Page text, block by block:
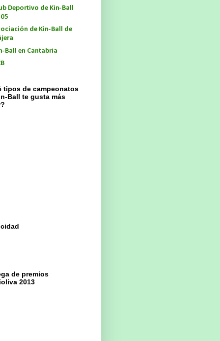
Deportivo de Kin-Ball
de Kin-Ball de
Ball en Cantabria
tipos de campeonatos
Ball te gusta más
de premios
2013